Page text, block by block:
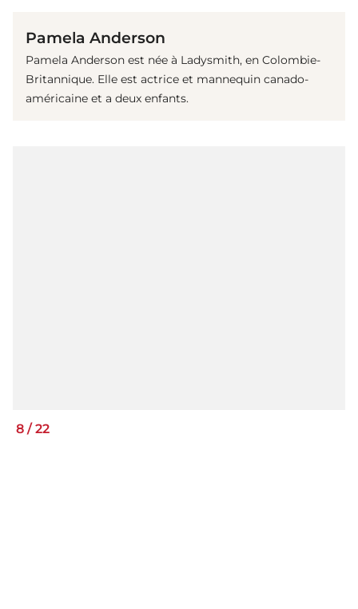
Pamela Anderson
Pamela Anderson est née à Ladysmith, en Colombie-
Britannique. Elle est actrice et mannequin canado-
américaine et a deux enfants.
8 /22